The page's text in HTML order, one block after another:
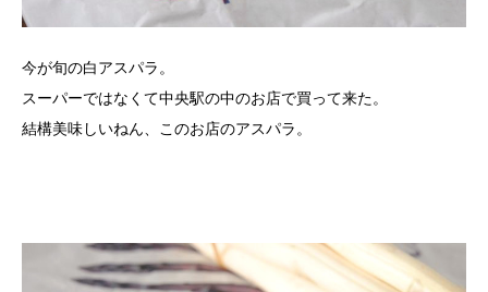
今が旬の白アスパラ。
スーパーではなくて中央駅の中のお店で買って来た。
結構美味しいねん、このお店のアスパラ。